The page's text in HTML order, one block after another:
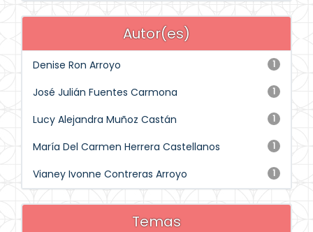
Autor(es)
1
Denise Ron Arroyo
1
José Julián Fuentes Carmona
1
Lucy Alejandra Muñoz Castán
1
María Del Carmen Herrera Castellanos
1
Vianey Ivonne Contreras Arroyo
Temas